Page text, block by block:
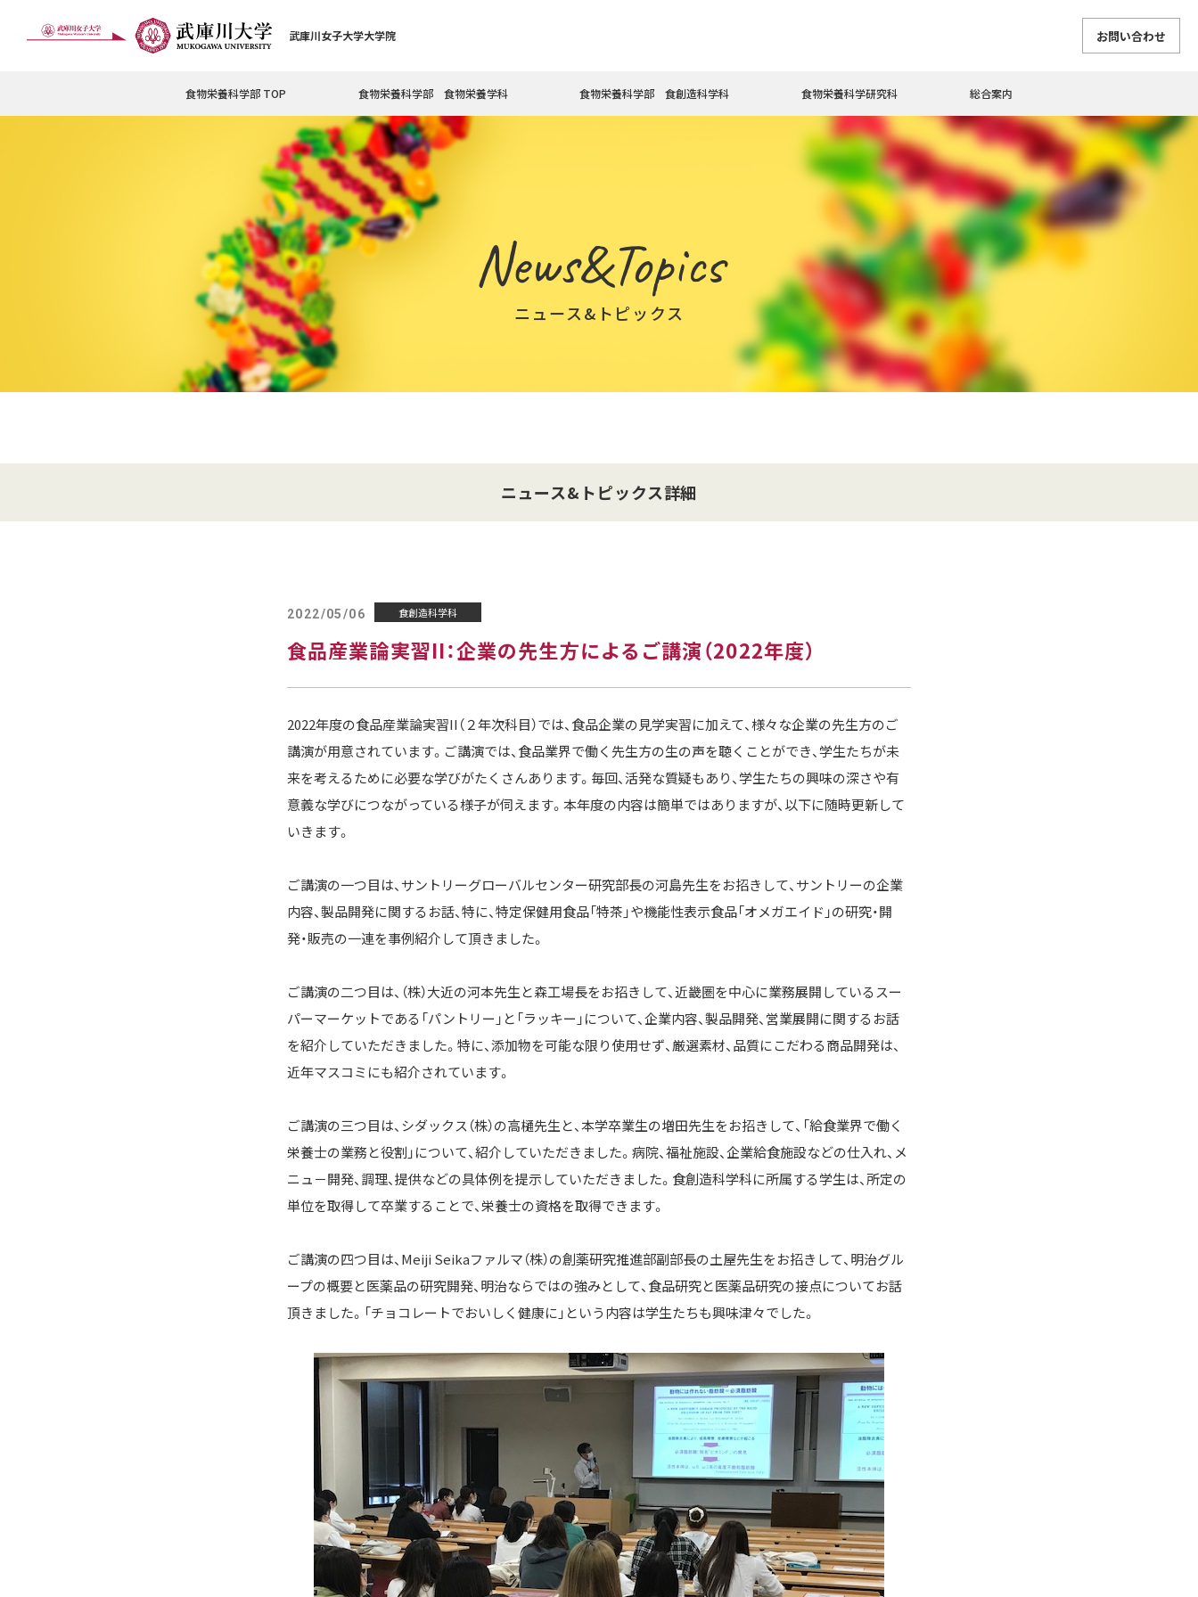
武庫川女子大学大学院 お問い合わせ
食物栄養科学部 TOP 食物栄養科学部 食物栄養学科 食物栄養科学部 食創造科学科 食物栄養科学研究科 総合案内
News&Topics
ニュース&トピックス
ニュース&トピックス詳細
2022/05/06 食創造科学科
食品産業論実習II：企業の先生方によるご講演（2022年度）
2022年度の食品産業論実習II（２年次科目）では、食品企業の見学実習に加えて、様々な企業の先生方のご
講演が用意されています。ご講演では、食品業界で働く先生方の生の声を聴くことができ、学生たちが未
来を考えるために必要な学びがたくさんあります。毎回、活発な質疑もあり、学生たちの興味の深さや有
意義な学びにつながっている様子が伺えます。本年度の内容は簡単ではありますが、以下に随時更新して
いきます。
ご講演の一つ目は、サントリーグローバルセンター研究部長の河島先生をお招きして、サントリーの企業
内容、製品開発に関するお話、特に、特定保健用食品「特茶」や機能性表示食品「オメガエイド」の研究・開
発・販売の一連を事例紹介して頂きました。
ご講演の二つ目は、（株）大近の河本先生と森工場長をお招きして、近畿圏を中心に業務展開しているスー
パーマーケットである「パントリー」と「ラッキー」について、企業内容、製品開発、営業展開に関するお話
を紹介していただきました。特に、添加物を可能な限り使用せず、厳選素材、品質にこだわる商品開発は、
近年マスコミにも紹介されています。
ご講演の三つ目は、シダックス（株）の高樋先生と、本学卒業生の増田先生をお招きして、「給食業界で働く
栄養士の業務と役割」について、紹介していただきました。病院、福祉施設、企業給食施設などの仕入れ、メ
ニュ－開発、調理、提供などの具体例を提示していただきました。食創造科学科に所属する学生は、所定の
単位を取得して卒業することで、栄養士の資格を取得できます。
ご講演の四つ目は、Meiji Seikaファルマ（株）の創薬研究推進部副部長の土屋先生をお招きして、明治グル
ープの概要と医薬品の研究開発、明治ならではの強みとして、食品研究と医薬品研究の接点についてお話
頂きました。「チョコレートでおいしく健康に」という内容は学生たちも興味津々でした。